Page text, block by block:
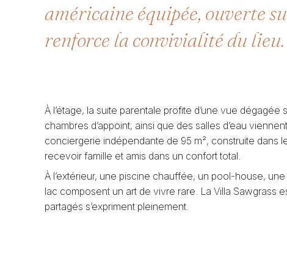
américaine équipée, ouverte
renforce la convivialité du lieu.
À l’étage, la suite parentale profite d’une vue
chambres d’appoint, ainsi que des salles d’eau
conciergerie indépendante de 95 m², construite dans
recevoir famille et amis dans un confort total.
À l’extérieur, une piscine chauffée, un pool-house,
lac composent un art de vivre rare. La Villa Sawgrass
partagés s’expriment pleinement.